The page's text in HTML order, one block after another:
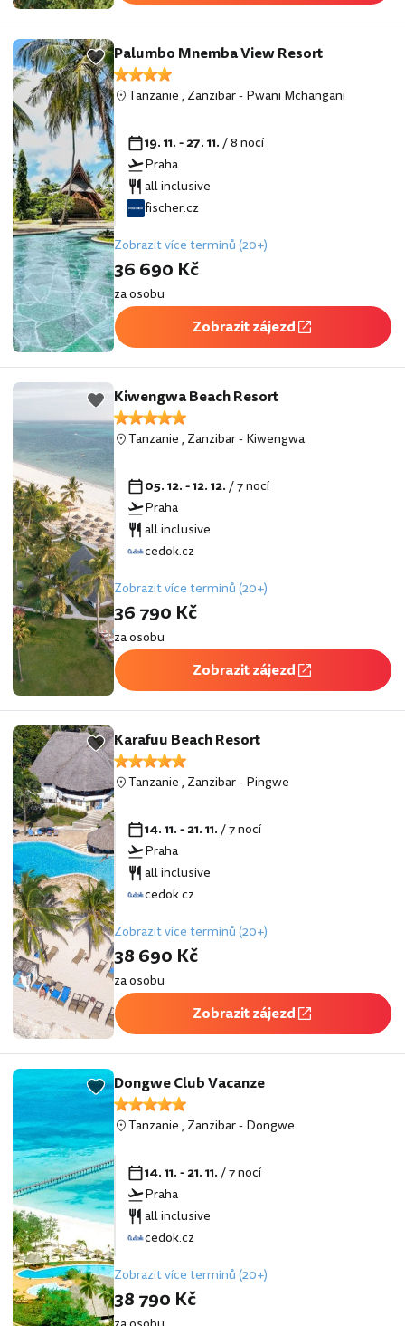
Palumbo Mnemba View Resort
Tanzanie, Zanzibar-Pwani Mchangani
19. 11. - 27. 11./ 8 nocí
Praha
all inclusive
fischer.cz
Zobrazit více termínů (20+)
36 690 Kč
za osobu
Zobrazit zájezd
Kiwengwa Beach Resort
Tanzanie, Zanzibar-Kiwengwa
05. 12. - 12. 12./ 7 nocí
Praha
all inclusive
cedok.cz
Zobrazit více termínů (20+)
36 790 Kč
za osobu
Zobrazit zájezd
Karafuu Beach Resort
Tanzanie, Zanzibar-Pingwe
14. 11. - 21. 11./ 7 nocí
Praha
all inclusive
cedok.cz
Zobrazit více termínů (20+)
38 690 Kč
za osobu
Zobrazit zájezd
Dongwe Club Vacanze
Tanzanie, Zanzibar-Dongwe
14. 11. - 21. 11./ 7 nocí
Praha
all inclusive
cedok.cz
Zobrazit více termínů (20+)
38 790 Kč